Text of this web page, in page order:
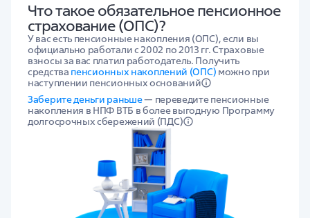
Что такое обязательное пенсионное
страхование (ОПС)?
У вас есть пенсионные накопления (ОПС), если вы
официально работали с 2002 по 2013 гг. Страховые
взносы за вас платил работодатель. Получить
средства пенсионных накоплений (ОПС) можно при
наступлении пенсионных оснований
Заберите деньги раньше— переведите пенсионные
накопления в НПФ ВТБ в более выгодную Программу
долгосрочных сбережений (ПДС)